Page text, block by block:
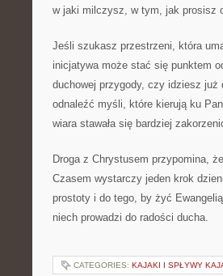
w jaki milczysz, w tym, jak prosisz
Jeśli szukasz przestrzeni, która
inicjatywa może stać się punktem
duchowej przygody, czy idziesz już
odnaleźć myśli, które kierują ku
wiara stawała się bardziej
Droga z Chrystusem przypomina,
Czasem wystarczy jeden krok
prostoty i do tego, by żyć
niech prowadzi do radości ducha.
CATEGORIES: KAJAKI I SPŁYWY